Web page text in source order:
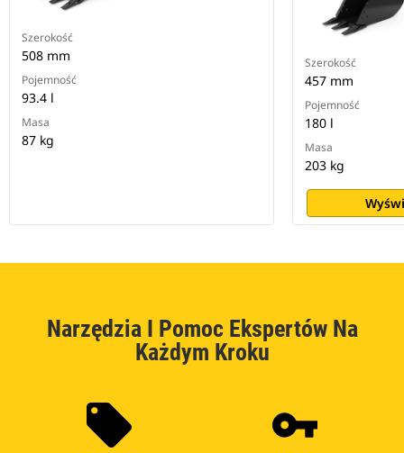
Szerokość
508 mm
Pojemność
93.4 l
Masa
87 kg
Szerokość
457 mm
Pojemność
180 l
Masa
203 kg
Narzędzia I Pomoc Ekspertów Na
Każdym Kroku